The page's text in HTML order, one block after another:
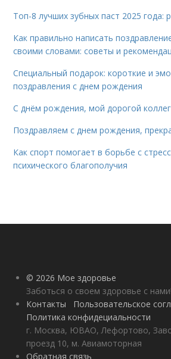
Топ-8 лучших зубных паст 2025 года:
Как правильно написать
своими словами: советы и
Специальный подарок: короткие и
поздравления с днем рождения
С днём рождения, мой дорогой
Поздравляем с днем рождения,
Как спорт помогает в борьбе с
психического благополучия
© 2026 Мое здоровье
Заботься о своем здоровье с нами!
Контакты
Пользовательское
Политика конфидециальности
г. Москва, ЮВАО, Лефортово,
проезд 10, м. Авиамоторная
Обратная связь